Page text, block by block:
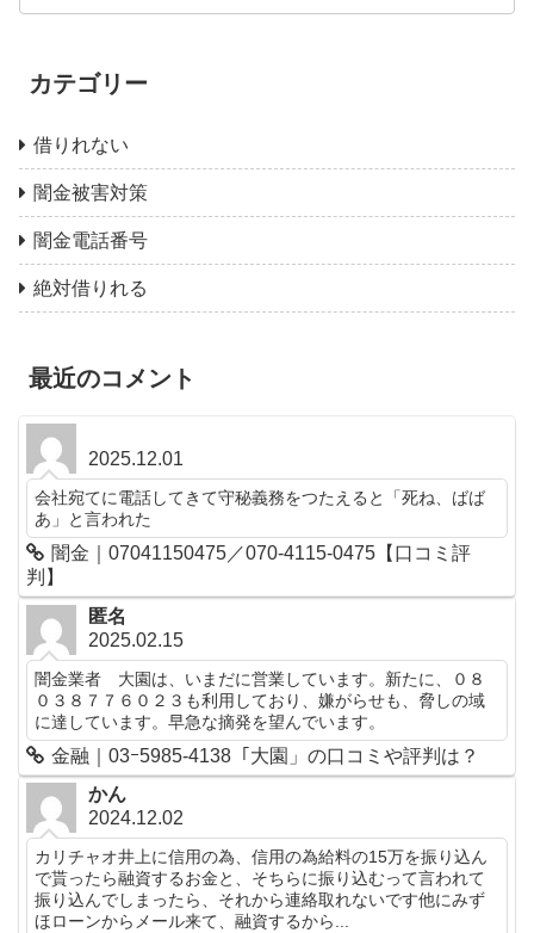
カテゴリー
借りれない
闇金被害対策
闇金電話番号
絶対借りれる
最近のコメント
2025.12.01
会社宛てに電話してきて守秘義務をつたえると「死ね、ばば
あ」と言われた
闇金｜07041150475／070-4115-0475【口コミ評
判】
匿名
2025.02.15
闇金業者 大園は、いまだに営業しています。新たに、０８
０３８７７６０２３も利用しており、嫌がらせも、脅しの域
に達しています。早急な摘発を望んでいます。
金融｜03ｰ5985-4138「大園」の口コミや評判は？
かん
2024.12.02
カリチャオ井上に信用の為、信用の為給料の15万を振り込ん
で貰ったら融資するお金と、そちらに振り込むって言われて
振り込んでしまったら、それから連絡取れないです他にみず
ほローンからメール来て、融資するから...